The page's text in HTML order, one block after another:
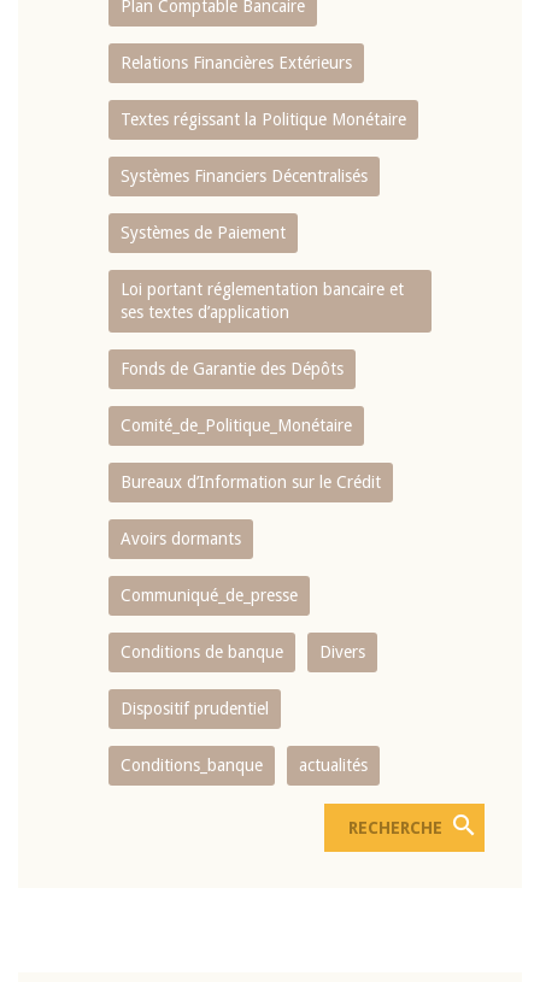
Plan Comptable Bancaire
Relations Financières Extérieurs
Textes régissant la Politique Monétaire
Systèmes Financiers Décentralisés
Systèmes de Paiement
Loi portant réglementation bancaire et
ses textes d’application
Fonds de Garantie des Dépôts
Comité_de_Politique_Monétaire
Bureaux d’Information sur le Crédit
Avoirs dormants
Communiqué_de_presse
Conditions de banque Divers
Dispositif prudentiel
Conditions_banque actualités